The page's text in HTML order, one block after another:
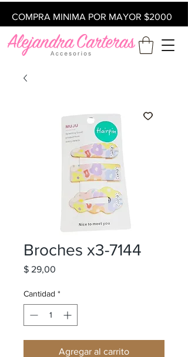
COMPRA MINIMA POR MAYOR $2000
Broches x3-7144
$ 29,00
Cantidad *
Agregar al carrito